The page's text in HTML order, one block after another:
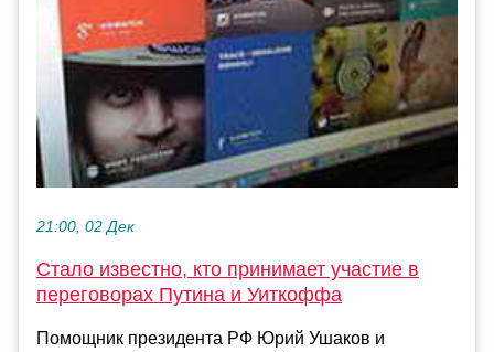
21:00, 02 Дек
Стало известно, кто принимает участие в
переговорах Путина и Уиткоффа
Помощник президента РФ Юрий Ушаков и